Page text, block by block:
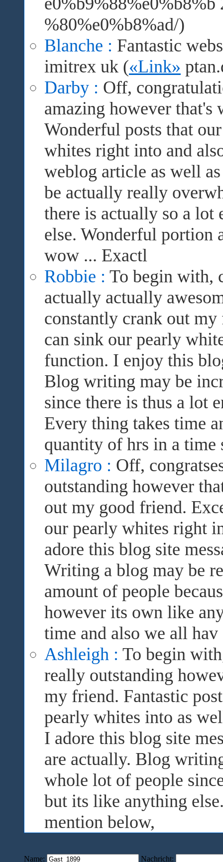
%80%e0%b8%ad/)
Blanche : Fantastic
imitrex uk («Link»
Darby : Off,
amazing however
Wonderful posts that
whites right into and
weblog article as well
be actually really
there is actually so a
else. Wonderful portion
wow ... Exactl
Robbie : To begin with,
actually actually
constantly crank out
can sink our pearly
function. I enjoy this
Blog writing may be
since there is thus a lot
Every thing takes time
quantity of hrs in a time
Milagro : Off,
outstanding however
out my good friend.
our pearly whites right
adore this blog site
Writing a blog may be
amount of people
however its own like
time and also we all hav
Ashleigh : To begin
really outstanding
my friend. Fantastic
pearly whites into as
I adore this blog site
are actually. Blog
whole lot of people
but its like anything
mention below,
Name: Nachricht: